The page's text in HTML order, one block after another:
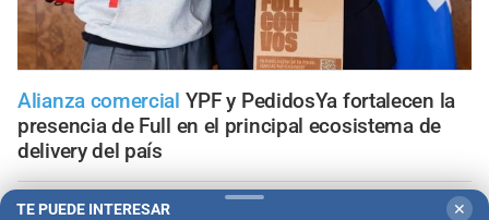
Alianza comercial YPF y PedidosYa fortalecen la
presencia de Full en el principal ecosistema de
delivery del país
Propiedad privada y derechos
TE PUEDE INTERESAR ✕